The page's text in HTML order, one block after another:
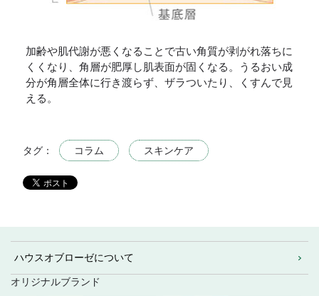
加齢や肌代謝が悪くなることで古い角質が剥がれ落ちに
くくなり、角層が肥厚し肌表面が固くなる。うるおい成
分が角層全体に行き渡らず、ザラついたり、くすんで見
える。
タグ： コラム スキンケア
ハウスオブローゼについて
オリジナルブランド